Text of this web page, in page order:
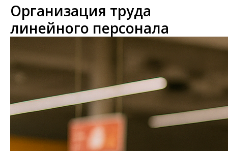
Организация труда
линейного персонала